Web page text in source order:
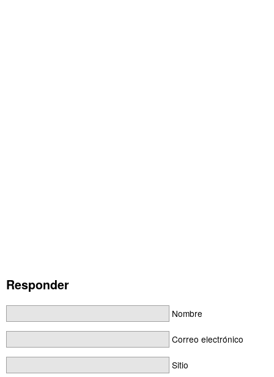
Responder
Nombre
Correo electrónico
Sitio